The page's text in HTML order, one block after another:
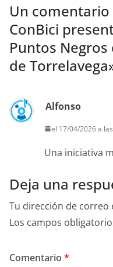
Un comentario
ConBici
Puntos
de Torrelavega
Alfonso
el 17/04/2026 a
Una iniciativa
Deja una
Tu dirección de correo
Los campos
Comentario *